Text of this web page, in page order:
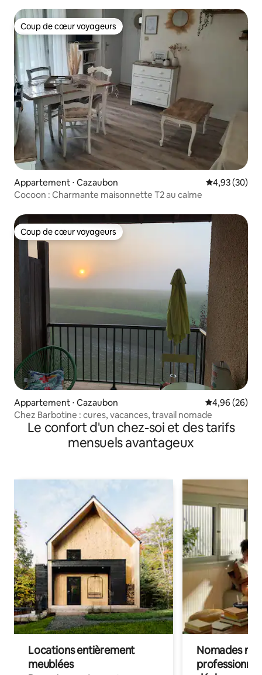
Coup de cœur voyageurs
Coup de cœur voyageurs
Appartement ⋅ Cazaubon Évaluation
4,93 (30)
Cocoon : Charmante maisonnette T2 au calme
Coup de cœur voyageurs
Coup de cœur voyageurs
Appartement ⋅ Cazaubon Évaluation
4,96 (26)
Chez Barbotine : cures, vacances, travail nomade
Le confort d'un chez-soi et des tarifs
mensuels avantageux
Locations entièrement
meublées
Nomades